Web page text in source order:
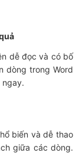
dễ đọc và có bố
dòng trong Word
ngay.
biến và dễ thao
giữa các dòng.